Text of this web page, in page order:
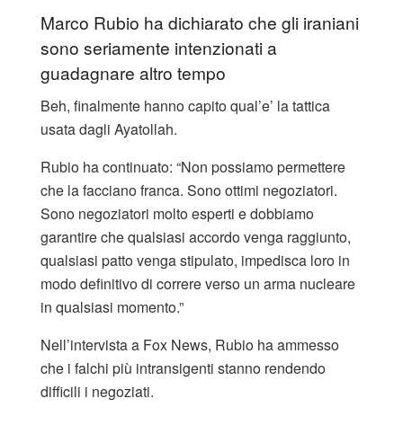
Marco Rubio ha dichiarato che gli iraniani
sono seriamente intenzionati a
guadagnare altro tempo
Beh, finalmente hanno capito qual’e’ la tattica
usata dagli Ayatollah.
Rubio ha continuato: “Non possiamo permettere
che la facciano franca. Sono ottimi negoziatori.
Sono negoziatori molto esperti e dobbiamo
garantire che qualsiasi accordo venga raggiunto,
qualsiasi patto venga stipulato, impedisca loro in
modo definitivo di correre verso un arma nucleare
in qualsiasi momento.”
Nell’intervista a Fox News, Rubio ha ammesso
che i falchi più intransigenti stanno rendendo
difficili i negoziati.